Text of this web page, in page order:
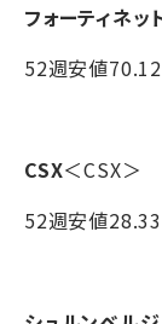
フォーティネッ
52週安値
CSX＜CSX＞
52週安値